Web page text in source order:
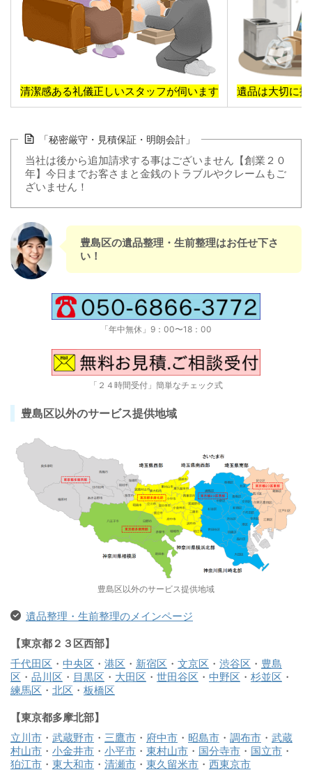
清潔感ある礼儀正しいスタッフが伺います 遺品は大切に
「秘密厳守・見積保証・明朗会計」
当社は後から追加請求する事はございません【創業２０
年】今日までお客さまと金銭のトラブルやクレームもご
ざいません！
豊島区の遺品整理・生前整理はお任せ下さ
い！
「年中無休」9：00〜18：00
「２４時間受付」簡単なチェック式
豊島区以外のサービス提供地域
豊島区以外のサービス提供地域
遺品整理・生前整理のメインページ
【東京都２３区西部】
千代田区 ・ 中央区 ・ 港区 ・ 新宿区 ・ 文京区 ・ 渋谷区 ・ 豊島
区 ・ 品川区 ・ 目黒区 ・ 大田区 ・ 世田谷区 ・ 中野区 ・ 杉並区 ・
練馬区 ・ 北区 ・ 板橋区
【東京都多摩北部】
立川市 ・ 武蔵野市 ・ 三鷹市 ・ 府中市 ・ 昭島市 ・ 調布市 ・ 武蔵
村山市 ・ 小金井市 ・ 小平市 ・ 東村山市 ・ 国分寺市 ・ 国立市 ・
狛江市 ・ 東大和市 ・ 清瀬市 ・ 東久留米市 ・ 西東京市